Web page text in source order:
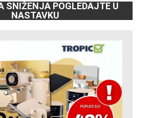
SNIŽENJA POGLEDAJTE U
NASTAVKU